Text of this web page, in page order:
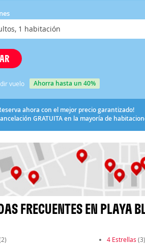
vuelo ahorra hasta un 40%
ahora con el mejor precio garantizado!
GRATUITAen la mayoría de
FRECUENTES EN PLAYA
4 Estrellas (3)